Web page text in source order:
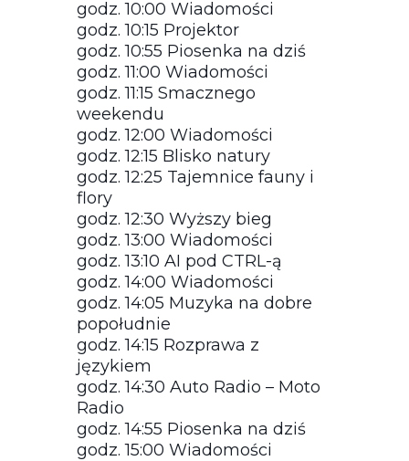
godz. 10:00 Wiadomości
godz. 10:15 Projektor
godz. 10:55 Piosenka na dziś
godz. 11:00 Wiadomości
godz. 11:15 Smacznego
weekendu
godz. 12:00 Wiadomości
godz. 12:15 Blisko natury
godz. 12:25 Tajemnice fauny i
flory
godz. 12:30 Wyższy bieg
godz. 13:00 Wiadomości
godz. 13:10 AI pod CTRL-ą
godz. 14:00 Wiadomości
godz. 14:05 Muzyka na dobre
popołudnie
godz. 14:15 Rozprawa z
językiem
godz. 14:30 Auto Radio – Moto
Radio
godz. 14:55 Piosenka na dziś
godz. 15:00 Wiadomości